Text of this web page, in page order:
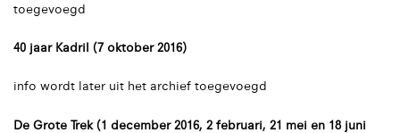
toegevoegd
40 jaar Kadril (7 oktober 2016)
info wordt later uit het archief toegevoegd
De Grote Trek (1 december 2016, 2 februari, 21 mei en 18 juni